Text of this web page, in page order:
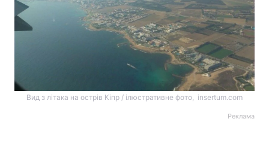
Вид з літака на острів Кіпр / ілюстративне фото, insertum.com
Реклама